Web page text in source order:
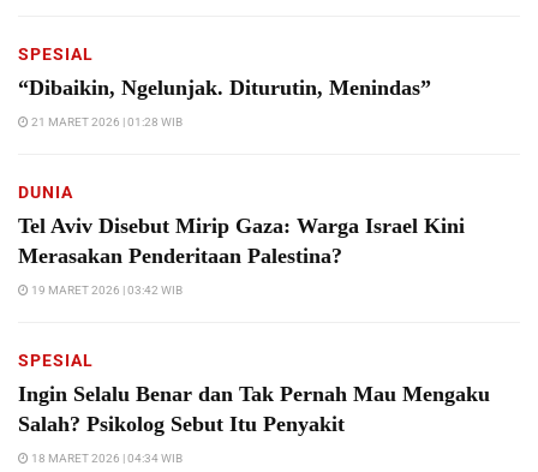
SPESIAL
“Dibaikin, Ngelunjak. Diturutin, Menindas”
21 MARET 2026 | 01:28 WIB
DUNIA
Tel Aviv Disebut Mirip Gaza: Warga Israel Kini
Merasakan Penderitaan Palestina?
19 MARET 2026 | 03:42 WIB
SPESIAL
Ingin Selalu Benar dan Tak Pernah Mau Mengaku
Salah? Psikolog Sebut Itu Penyakit
18 MARET 2026 | 04:34 WIB